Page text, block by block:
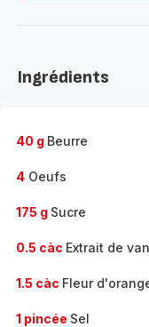
gamme
Ingrédients
40 g Beurre
4 Oeufs
175 g Sucre
0.5 càc Extrait de
1.5 càc Fleur
1 pincée Sel